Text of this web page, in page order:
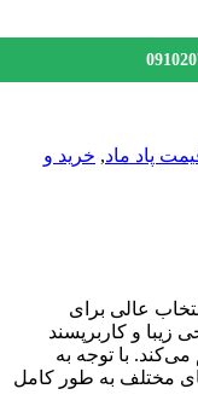
ماد, خرید و
عالی برای
و کاربرپسند
با توجه به
به طور کامل